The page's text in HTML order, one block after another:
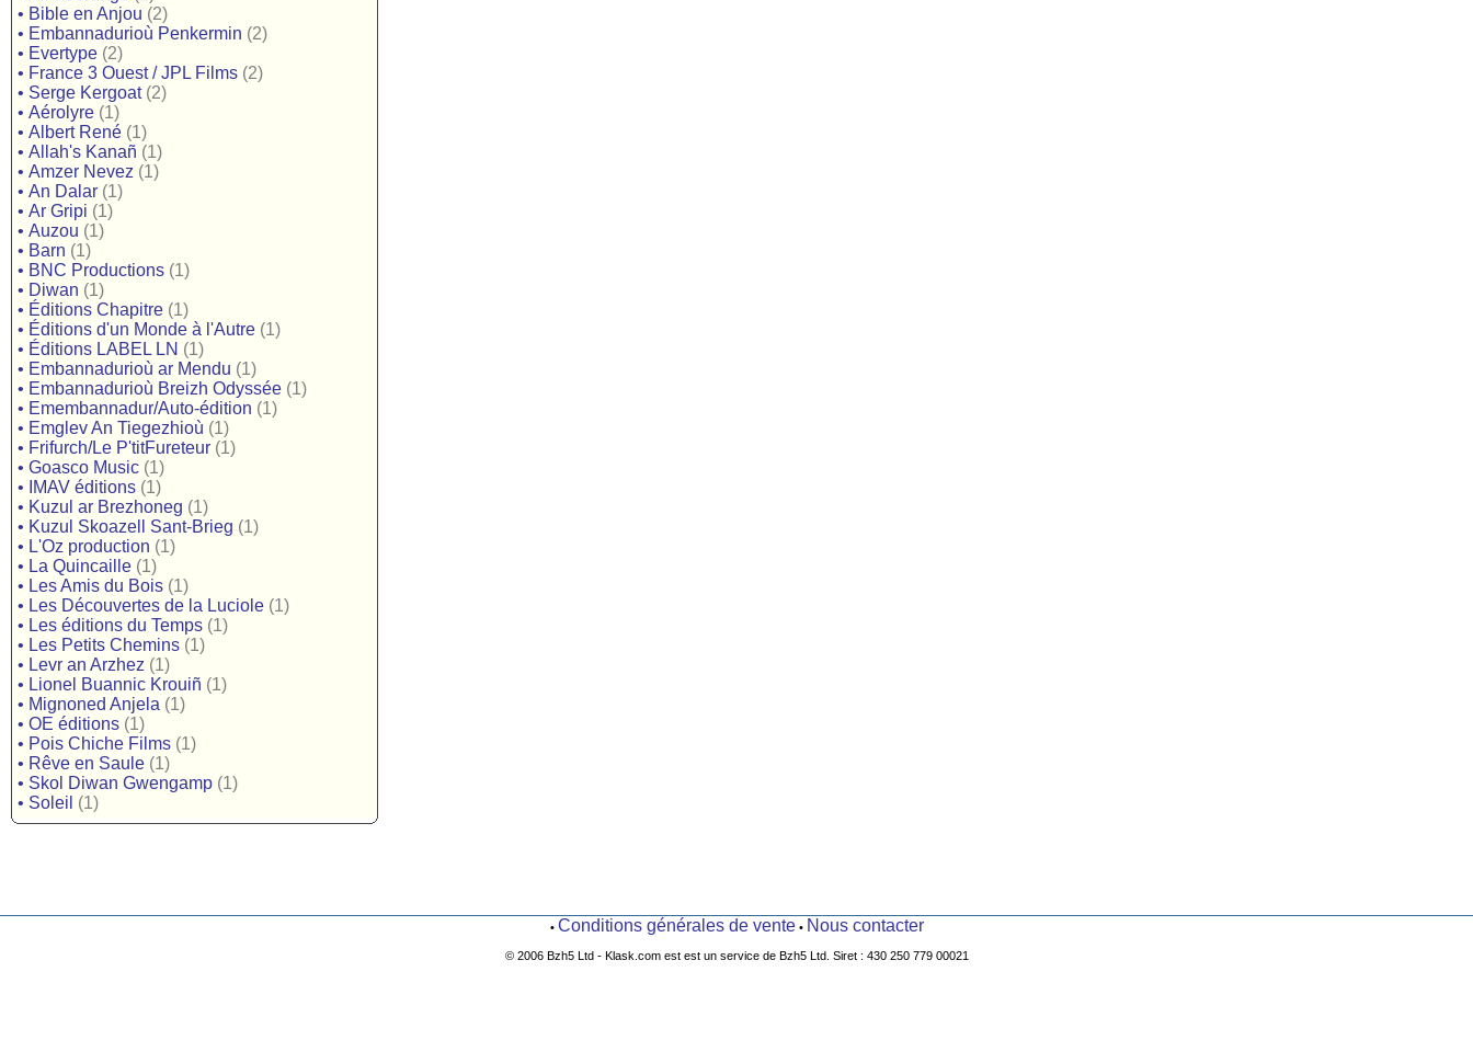
• Bible en Anjou (2)
• Embannadurioù Penkermin (2)
• Evertype (2)
• France 3 Ouest / JPL Films (2)
• Serge Kergoat (2)
• Aérolyre (1)
• Albert René (1)
• Allah's Kanañ (1)
• Amzer Nevez (1)
• An Dalar (1)
• Ar Gripi (1)
• Auzou (1)
• Barn (1)
• BNC Productions (1)
• Diwan (1)
• Éditions Chapitre (1)
• Éditions d'un Monde à l'Autre (1)
• Éditions LABEL LN (1)
• Embannadurioù ar Mendu (1)
• Embannadurioù Breizh Odyssée (1)
• Emembannadur/Auto-édition (1)
• Emglev An Tiegezhioù (1)
• Frifurch/Le P'titFureteur (1)
• Goasco Music (1)
•
IMAV éditions (1)
• Kuzul ar Brezhoneg (1)
• Kuzul Skoazell Sant-Brieg (1)
• L'Oz production (1)
• La Quincaille (1)
• Les Amis du Bois (1)
• Les Découvertes de la Luciole (1)
• Les éditions du Temps (1)
• Les Petits Chemins (1)
• Levr an Arzhez (1)
• Lionel Buannic Krouiñ (1)
• Mignoned Anjela (1)
• OE éditions (1)
• Pois Chiche Films (1)
• Rêve en Saule (1)
• Skol Diwan Gwengamp (1)
• Soleil (1)
• Conditions générales de vente• Nous contacter
© 2006 Bzh5 Ltd - Klask.com est est un service de Bzh5 Ltd. Siret : 430 250 779 00021